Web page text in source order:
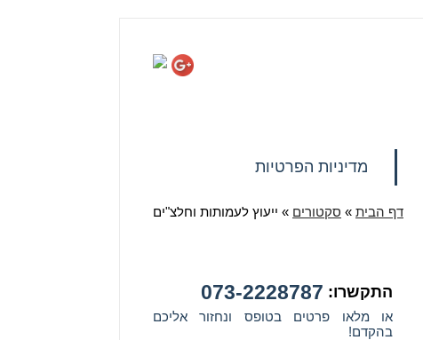
מדיניות הפרטיות
דף הבית » סקטורים » ייעוץ לעמותות וחלצ"ים
התקשרו: 073-2228787
או מלאו פרטים בטופס ונחזור אליכם
בהקדם!